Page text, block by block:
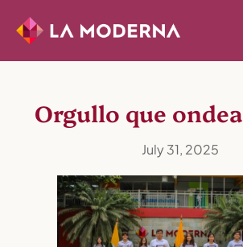
Orgullo que
July 31, 2025